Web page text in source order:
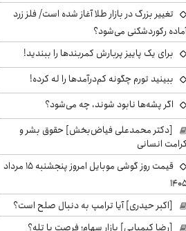
تغییر بزرگ در بازار طلا آغاز شده است/ فلز زرد
رکوردشکنی می‌شود؟
برای یک پاییز پربارش کمربندها را ببندید!
ببینید تورم چگونه کم‌درآمدها را له کرده!
اگر پشه‌ها نابود شوند، چه می‌شود؟
[دکتر محمدعلی فیاض‌بخش] حقوق بشر و
کرامت انسانی
قیمت روز گوشی موبایل امروز پنجشنبه ۱۵ مرداد
[اکبر حیدری] آیا ترامپ به دنبال صلح است؟
[رضا کیمیایی] بازار سهام؛ فرصت یا تله؟